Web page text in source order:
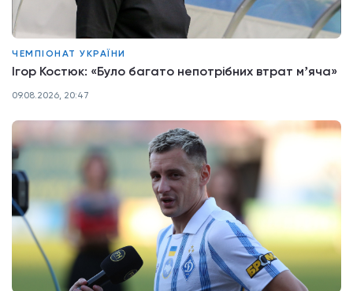
ЧЕМПІОНАТ УКРАЇНИ
Ігор Костюк: «Було багато непотрібних втрат мʼяча»
09.08.2026, 20:47